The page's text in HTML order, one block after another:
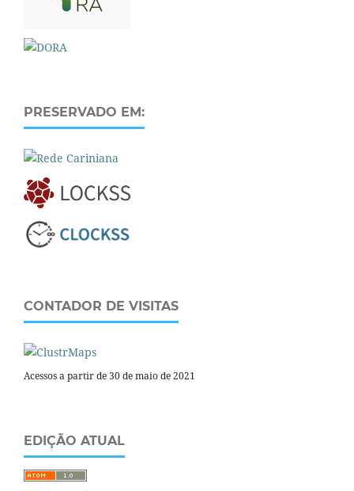
PRESERVADO EM:
CONTADOR DE VISITAS
Acessos a partir de 30 de maio de 2021
EDIÇÃO ATUAL